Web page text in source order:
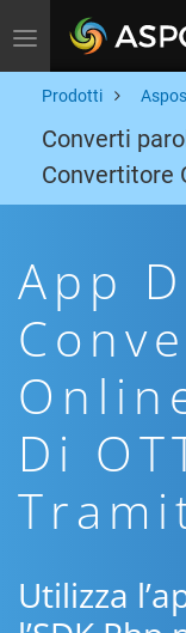
Toggle navigation
Prodotti
Converti
Convertitore
App
Di
Utilizza